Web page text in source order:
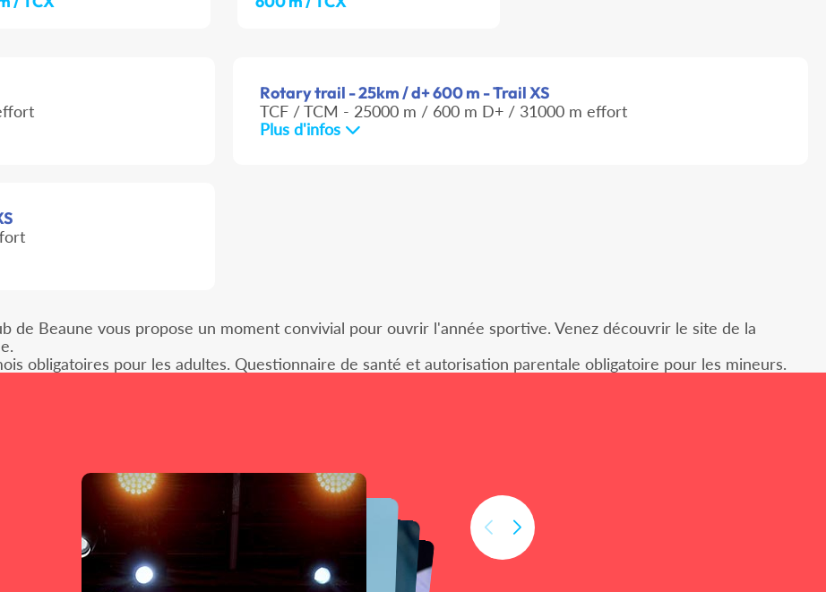
Rotary trail - 25km / d+ 600 m - Trail XS
TCF / TCM - 25000 m / 600 m D+ / 31000 m effort
Plus d'infos
de Beaune vous propose un moment convivial pour ouvrir l'année sportive. Venez découvrir le site de la
obligatoires pour les adultes. Questionnaire de santé et autorisation parentale obligatoire pour les mineurs.